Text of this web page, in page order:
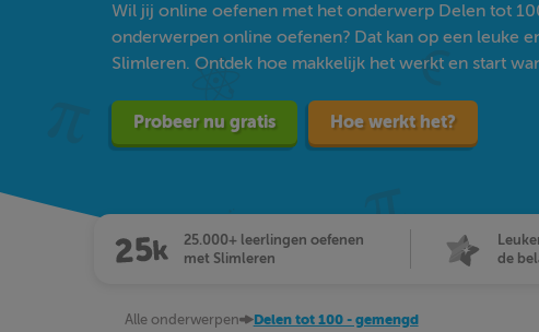
Wil jij online oefenen met het onderwerp Delen tot
onderwerpen online oefenen? Dat kan op een leuke
Slimleren. Ontdek hoe makkelijk het werkt en start
Probeer nu gratis Hoe werkt het?
25.000+ leerlingen oefenen
met Slimleren
de
Alle onderwerpen Delen tot 100 - gemengd